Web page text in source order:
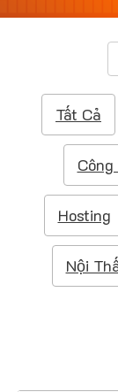
T
ì
m
i
ế
m
Tất Cả
Hosting
Nội